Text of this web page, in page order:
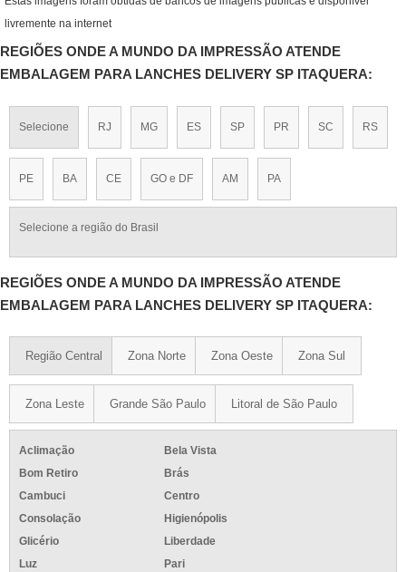
livremente na internet
REGIÕES ONDE A MUNDO DA IMPRESSÃO ATENDE
EMBALAGEM PARA LANCHES DELIVERY SP ITAQUERA:
Selecione RJ MG ES SP PR SC RS
PE BA CE GO e DF AM PA
Selecione a região do Brasil
REGIÕES ONDE A MUNDO DA IMPRESSÃO ATENDE
EMBALAGEM PARA LANCHES DELIVERY SP ITAQUERA:
Região Central Zona Norte Zona Oeste Zona Sul
Zona Leste Grande São Paulo Litoral de São Paulo
Aclimação
Bela Vista
Bom Retiro
Brás
Cambuci
Centro
Consolação
Higienópolis
Glicério
Liberdade
Luz
Pari